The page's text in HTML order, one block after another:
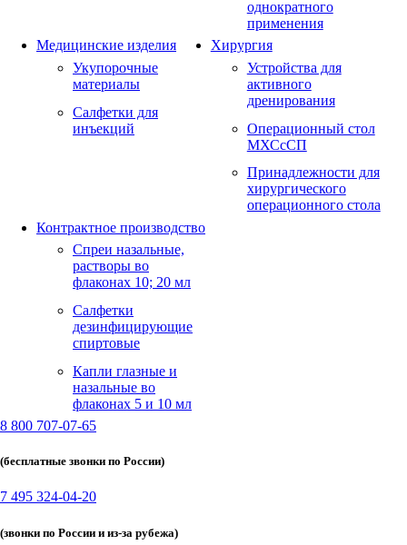
однократного
применения
Медицинские изделия
Укупорочные
материалы
Салфетки для
инъекций
Хирургия
Устройства для
активного
дренирования
Операционный стол
МХСсСП
Принадлежности для
хирургического
операционного стола
Контрактное производство
Спреи назальные,
растворы во
флаконах 10; 20 мл
Салфетки
дезинфицирующие
спиртовые
Капли глазные и
назальные во
флаконах 5 и 10 мл
8 800 707-07-65
(бесплатные звонки по России)
7 495 324-04-20
(звонки по России и из-за рубежа)